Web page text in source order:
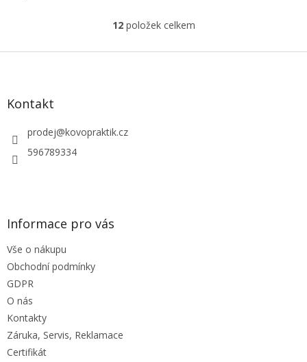
O
l
12položek celkem
Z
Kontakt
prodej@kovopraktik.cz
596789334
Informace pro vás
Vše o nákupu
Obchodní podmínky
GDPR
O nás
Kontakty
Záruka, Servis, Reklamace
Certifikát